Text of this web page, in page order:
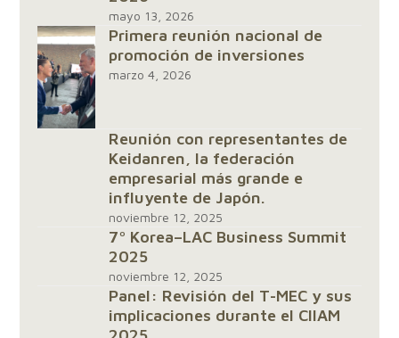
mayo 13, 2026
Primera reunión nacional de
promoción de inversiones
marzo 4, 2026
Reunión con representantes de
Keidanren, la federación
empresarial más grande e
influyente de Japón.
noviembre 12, 2025
7º Korea–LAC Business Summit
2025
noviembre 12, 2025
Panel: Revisión del T-MEC y sus
implicaciones durante el CIIAM